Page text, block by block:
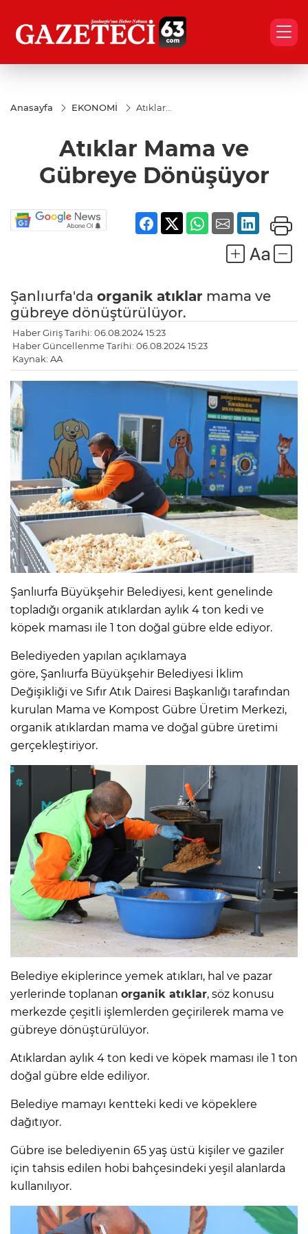
Anasayfa EKONOMİ
Atıklar
Dönüşüyor
Atıklar Mama ve
Gübreye Dönüşüyor
Şanlıurfa'da organik atıklar mama ve
gübreye dönüştürülüyor.
Haber Giriş Tarihi: 06.08.2024 15:23
Haber Güncellenme Tarihi: 06.08.2024 15:23
Kaynak: AA
Şanlıurfa Büyükşehir Belediyesi, kent genelinde
topladığı organik atıklardan aylık 4 ton kedi ve
köpek maması ile 1 ton doğal gübre elde ediyor.
Belediyeden yapılan açıklamaya
göre, Şanlıurfa Büyükşehir Belediyesi İklim
Değişikliği ve Sıfır Atık Dairesi Başkanlığı tarafından
kurulan Mama ve Kompost Gübre Üretim Merkezi,
organik atıklardan mama ve doğal gübre üretimi
gerçekleştiriyor.
Belediye ekiplerince yemek atıkları, hal ve pazar
yerlerinde toplanan organik atıklar, söz konusu
merkezde çeşitli işlemlerden geçirilerek mama ve
gübreye dönüştürülüyor.
Atıklardan aylık 4 ton kedi ve köpek maması ile 1 ton
doğal gübre elde ediliyor.
Belediye mamayı kentteki kedi ve köpeklere
dağıtıyor.
Gübre ise belediyenin 65 yaş üstü kişiler ve gaziler
için tahsis edilen hobi bahçesindeki yeşil alanlarda
kullanılıyor.